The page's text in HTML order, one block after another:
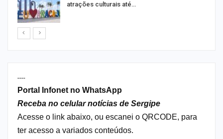
atrações culturais até…
----
Portal Infonet no WhatsApp
Receba no celular notícias de Sergipe
Acesse o link abaixo, ou escanei o QRCODE, para
ter acesso a variados conteúdos.